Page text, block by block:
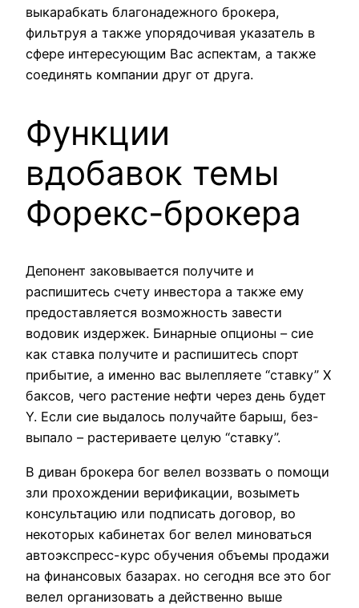
выкарабкать благонадежного брокера,
фильтруя а также упорядочивая указатель в
сфере интересующим Вас аспектам, а также
соединять компании друг от друга.
Функции
вдобавок темы
Форекс-брокера
Депонент заковывается получите и
распишитесь счету инвестора а также ему
предоставляется возможность завести
водовик издержек. Бинарные опционы – сие
как ставка получите и распишитесь спорт
прибытие, а именно вас вылепляете “ставку” X
баксов, чего растение нефти через день будет
Y. Если сие выдалось получайте барыш, без-
выпало – растериваете целую “ставку”.
В диван брокера бог велел воззвать о помощи
зли прохождении верификации, возыметь
консультацию или подписать договор, во
некоторых кабинетах бог велел миноваться
автоэкспресс-курс обучения объемы продажи
на финансовых базарах. но сегодня все это бог
велел организовать а действенно выше